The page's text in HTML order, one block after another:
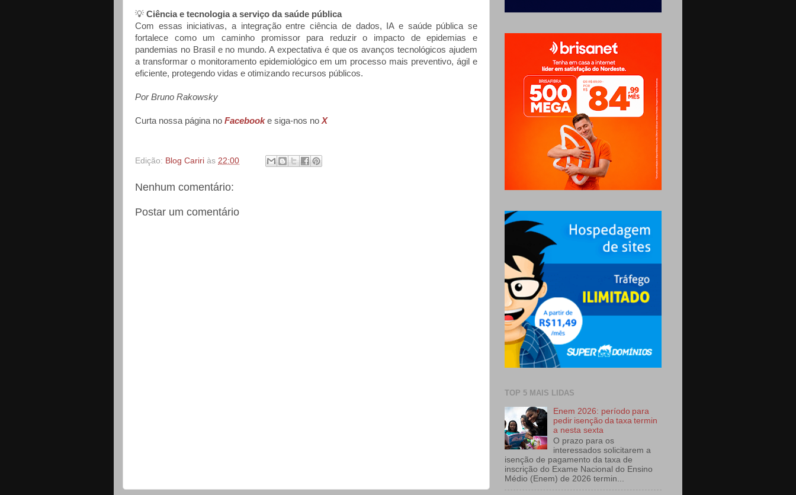
💡 Ciência e tecnologia a serviço da saúde pública
Com essas iniciativas, a integração entre ciência de dados, IA e saúde pública se
fortalece como um caminho promissor para reduzir o impacto de epidemias e
pandemias no Brasil e no mundo. A expectativa é que os avanços tecnológicos ajudem
a transformar o monitoramento epidemiológico em um processo mais preventivo, ágil e
eficiente, protegendo vidas e otimizando recursos públicos.
Por Bruno Rakowsky
Curta nossa página no Facebooke siga-nos no X
Edição: Blog Cariri às 22:00
Nenhum comentário:
Postar um comentário
TOP 5 MAIS LIDAS
Enem 2026: período para
pedir isenção da taxa termin
a nesta sexta
O prazo para os
interessados solicitarem a
isenção de pagamento da taxa de
inscrição do Exame Nacional do Ensino
Médio (Enem) de 2026 termin...